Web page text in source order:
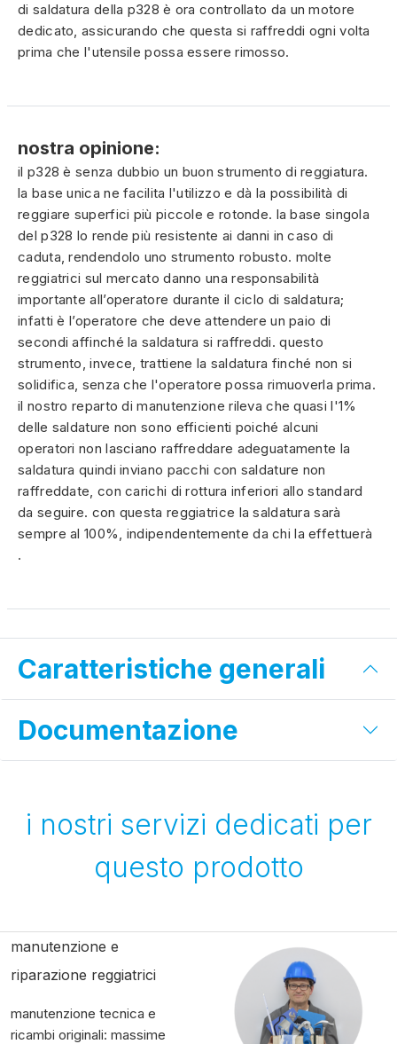
di saldatura della p328 è ora controllato da un motore
dedicato, assicurando che questa si raffreddi ogni volta
prima che l'utensile possa essere rimosso.
nostra opinione:
il p328 è senza dubbio un buon strumento di reggiatura.
la base unica ne facilita l'utilizzo e dà la possibilità di
reggiare superfici più piccole e rotonde. la base singola
del p328 lo rende più resistente ai danni in caso di
caduta, rendendolo uno strumento robusto. molte
reggiatrici sul mercato danno una responsabilità
importante all’operatore durante il ciclo di saldatura;
infatti è l’operatore che deve attendere un paio di
secondi affinché la saldatura si raffreddi. questo
strumento, invece, trattiene la saldatura finché non si
solidifica, senza che l'operatore possa rimuoverla prima.
il nostro reparto di manutenzione rileva che quasi l'1%
delle saldature non sono efficienti poiché alcuni
operatori non lasciano raffreddare adeguatamente la
saldatura quindi inviano pacchi con saldature non
raffreddate, con carichi di rottura inferiori allo standard
da seguire. con questa reggiatrice la saldatura sarà
sempre al 100%, indipendentemente da chi la effettuerà
.
Caratteristiche generali
Documentazione
i nostri servizi dedicati per
questo prodotto
manutenzione e
riparazione reggiatrici
manutenzione tecnica e
ricambi originali: massime